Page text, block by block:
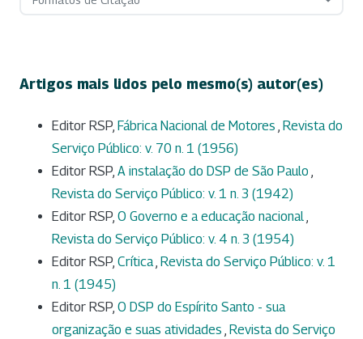
Artigos mais lidos pelo mesmo(s) autor(es)
Editor RSP, Fábrica Nacional de Motores Revista do
Serviço Público: v. 70 n. 1 (1956)
Editor RSP, A instalação do DSP de São Paulo
Revista do Serviço Público: v. 1 n. 3 (1942)
Editor RSP, O Governo e a educação nacional
Revista do Serviço Público: v. 4 n. 3 (1954)
Editor RSP, Crítica Revista do Serviço Público: v. 1
n. 1 (1945)
Editor RSP, O DSP do Espírito Santo - sua
organização e suas atividades Revista do Serviço